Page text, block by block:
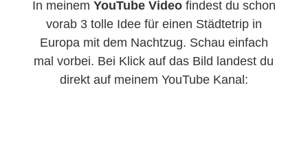
In meinem YouTube Videofindest du schon
vorab 3 tolle Idee für einen Städtetrip in
Europa mit dem Nachtzug. Schau einfach
mal vorbei. Bei Klick auf das Bild landest du
direkt auf meinem YouTube Kanal: